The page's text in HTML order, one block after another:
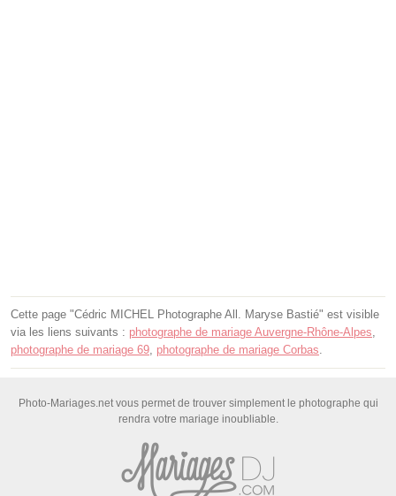
Cette page "Cédric MICHEL Photographe All. Maryse Bastié" est visible
via les liens suivants : photographe de mariage Auvergne-Rhône-Alpes
photographe de mariage 69 photographe de mariage Corbas
Photo-Mariages.net vous permet de trouver simplement le photographe qui
rendra votre mariage inoubliable.